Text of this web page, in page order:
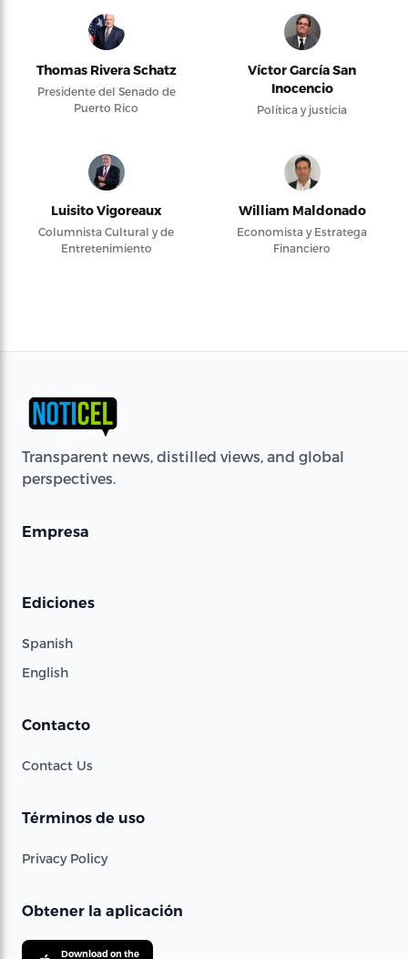
Thomas Rivera Schatz
Presidente del Senado de
Puerto Rico
Víctor García San
Inocencio
Política y justicia
Luisito Vigoreaux
Columnista Cultural y de
Entretenimiento
William Maldonado
Economista y Estratega
Financiero
Transparent news, distilled views, and global
perspectives.
Empresa
Ediciones
Spanish
English
Contacto
Contact Us
Términos de uso
Privacy Policy
Obtener la aplicación
Download on the